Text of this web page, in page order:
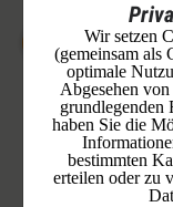
Wir setzen
(gemeinsam als
optimale
Abgesehen
grundlegenden
haben Sie die
bestimmten
erteilen oder zu